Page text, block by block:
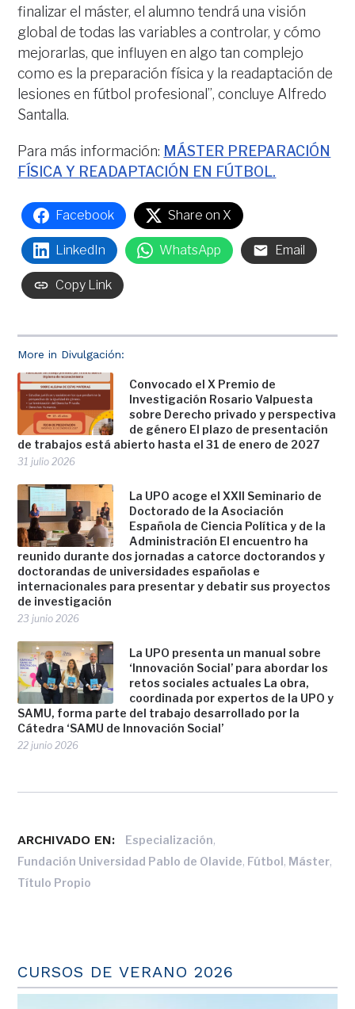
More in Divulgación:
Convocado el X Premio de
Investigación Rosario Valpuesta
sobre Derecho privado y perspectiva
de género El plazo de presentación
de trabajos está abierto hasta el 31 de enero de 2027
31 julio 2026
La UPO acoge el XXII Seminario de
Doctorado de la Asociación
Española de Ciencia Política y de la
Administración El encuentro ha
reunido durante dos jornadas a catorce doctorandos y
doctorandas de universidades españolas e
internacionales para presentar y debatir sus proyectos
de investigación
23 junio 2026
La UPO presenta un manual sobre
‘Innovación Social’ para abordar los
retos sociales actuales La obra,
coordinada por expertos de la UPO y
SAMU, forma parte del trabajo desarrollado por la
Cátedra ‘SAMU de Innovación Social’
22 junio 2026
finalizar el máster, el alumno tendrá una visión
global de todas las variables a controlar, y cómo
mejorarlas, que influyen en algo tan complejo
como es la preparación física y la readaptación de
lesiones en fútbol profesional”, concluye Alfredo
Santalla.
Para más información: MÁSTER PREPARACIÓN
FÍSICA Y READAPTACIÓN EN FÚTBOL.
Facebook Share on X
LinkedIn WhatsApp Email
Copy Link
ARCHIVADO EN: Especialización,
Fundación Universidad Pablo de Olavide, Fútbol, Máster,
Título Propio
CURSOS DE VERANO 2026